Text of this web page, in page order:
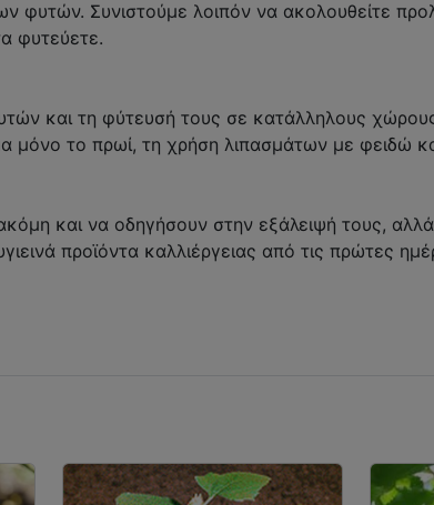
φυτών. Συνιστούμε λοιπόν να ακολουθείτε
φυτεύετε.
και τη φύτευσή τους σε κατάλληλους
το πρωί, τη χρήση λιπασμάτων με φειδώ
και να οδηγήσουν στην εξάλειψή τους, αλλά
προϊόντα καλλιέργειας από τις πρώτες